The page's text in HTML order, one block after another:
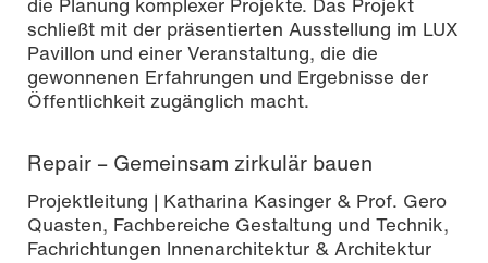
schließt mit der präsentierten Ausstellung im LUX
Pavillon und einer Veranstaltung, die die
gewonnenen Erfahrungen und Ergebnisse der
Öffentlichkeit zugänglich macht.
Repair – Gemeinsam zirkulär bauen
Projektleitung | Katharina Kasinger & Prof. Gero
Quasten, Fachbereiche Gestaltung und Technik,
Fachrichtungen Innenarchitektur & Architektur